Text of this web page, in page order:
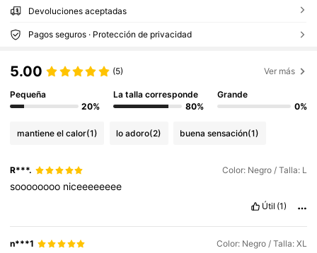
Devoluciones aceptadas
Pagos seguros · Protección de privacidad
5.00 (5) Ver más
Pequeña
20%
La talla corresponde
80%
Grande
0%
mantiene el calor(1) lo adoro(2) buena sensación(1)
R***. Color: Negro / Talla: L
soooooooo niceeeeeeee
Útil (1)
n***1 Color: Negro / Talla: XL